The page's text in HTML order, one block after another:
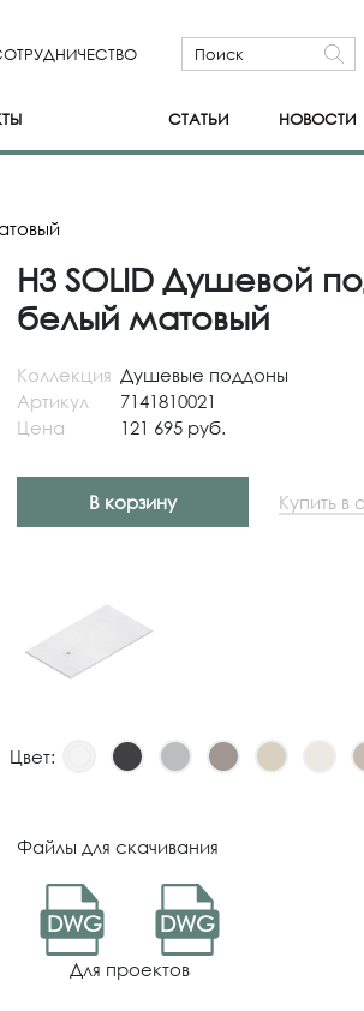
СТАТЬИ НОВОСТИ
H3 SOLID Душевой
белый матовый
Коллекция Душевые поддоны
Артикул
7141810021
Цена
121 695 руб.
В корзину Купить в
Цвет:
Файлы для скачивания
DWG DWG
Для проектов